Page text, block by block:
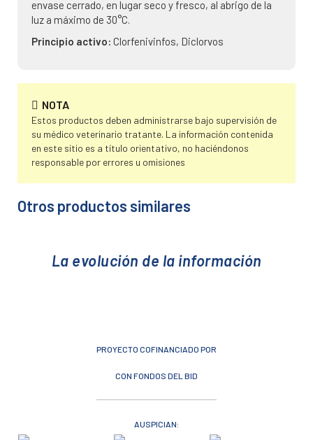
envase cerrado, en lugar seco y fresco, al abrigo de la
luz a máximo de 30°C.
Principio activo: Clorfenivinfos, Diclorvos
NOTA
Estos productos deben administrarse bajo supervisión de
su médico veterinario tratante. La información contenida
en este sitio es a título orientativo, no haciéndonos
responsable por errores u omisiones
Otros productos similares
La evolución de la información
PROYECTO COFINANCIADO POR
CON FONDOS DEL BID
AUSPICIAN: